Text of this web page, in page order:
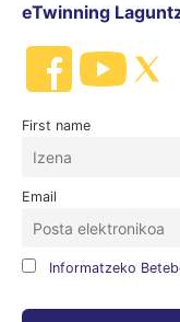
eTwinning
First name
Email
Informatzeko